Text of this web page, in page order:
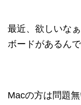
最近、欲しいな
ボードがあるん
Macの方は問題